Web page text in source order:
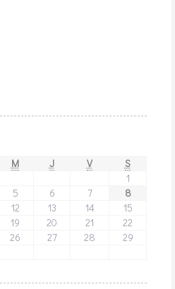
M J V
S
1
5 6 7
8
12 13 14
15
19 20 21
22
26 27 28
29